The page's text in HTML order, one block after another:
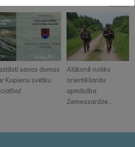
savas domas
Kopienu svētku
Alūksnē notiks
orientēšanās
apmācība
Zemessardze...